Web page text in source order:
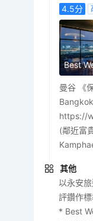
4.5分
曼谷 《
https://
(鄰近富
其他
以永安
評鑽作標
* Best